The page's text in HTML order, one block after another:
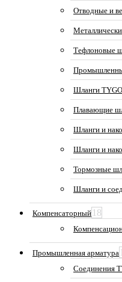
Отводные и
Тефлоновые
Шланги
Плавающие
Шланги и
Шланги и
Тормозные
Шланги и
Компенсаторный 18
Промышленная арматура
Соединения